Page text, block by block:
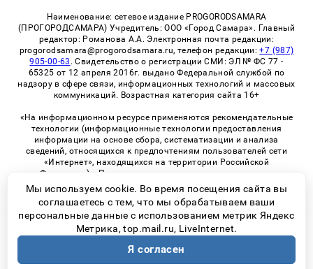
Наименование: сетевое издание PROGORODSAMARA
(ПРОГОРОДСАМАРА) Учредитель: ООО «Город Самара». Главный
редактор: Романова А.А. Электронная почта редакции:
progorodsamara@progorodsamara.ru, телефон редакции:+7 (987)
905-00-63 . Свидетельство о регистрации СМИ: ЭЛ № ФС 77 -
65325 от 12 апреля 2016г. выдано Федеральной службой по
надзору в сфере связи, информационных технологий и массовых
коммуникаций. Возрастная категория сайта 16+
«На информационном ресурсе применяются рекомендательные
технологии (информационные технологии предоставления
информации на основе сбора, систематизации и анализа
сведений, относящихся к предпочтениям пользователей сети
«Интернет», находящихся на территории Российской
Федерации)». Правила применения рекомендательных
технологий в виджетах рекламно-обменной сети
«СМИ2» (PDF)
© 2026 «ProGorodSamara» | Все права защищены
Возрастная категория сайта 16+
Политика конфиденциальности
Мы используем cookie. Во время посещения сайта вы
соглашаетесь с тем, что мы обрабатываем ваши
персональные данные с использованием метрик Яндекс
Метрика, top.mail.ru, LiveInternet.
Я согласен